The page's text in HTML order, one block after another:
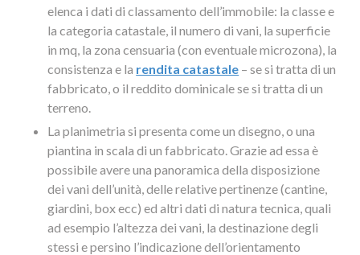
elenca i dati di classamento dell’immobile: la classe e
la categoria catastale, il numero di vani, la superficie
in mq, la zona censuaria (con eventuale microzona), la
consistenza e la rendita catastale – se si tratta di un
fabbricato, o il reddito dominicale se si tratta di un
terreno.
La planimetria si presenta come un disegno, o una
piantina in scala di un fabbricato. Grazie ad essa è
possibile avere una panoramica della disposizione
dei vani dell’unità, delle relative pertinenze (cantine,
giardini, box ecc) ed altri dati di natura tecnica, quali
ad esempio l’altezza dei vani, la destinazione degli
stessi e persino l’indicazione dell’orientamento